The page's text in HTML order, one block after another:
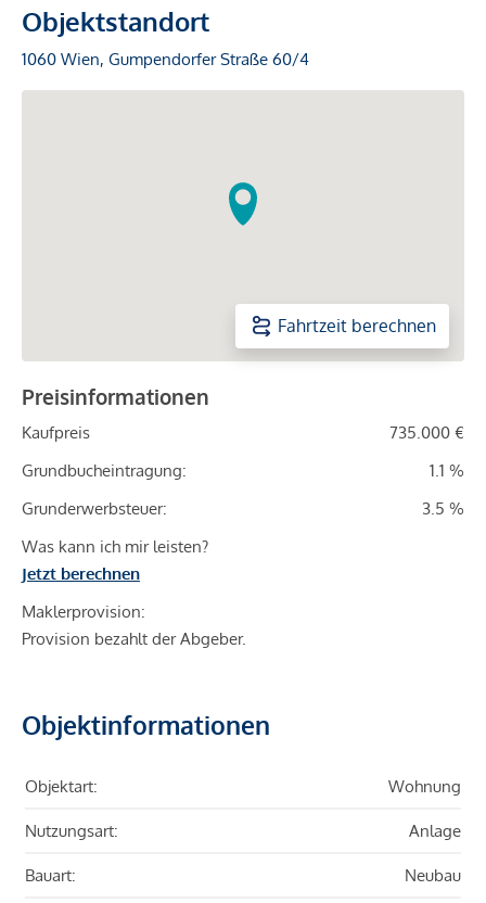
Objektstandort
1060 Wien, Gumpendorfer Straße 60/4
Fahrtzeit berechnen
Preisinformationen
Kaufpreis
735.000 €
Grundbucheintragung:
1.1 %
Grunderwerbsteuer:
3.5 %
Was kann ich mir leisten?
Jetzt berechnen
Maklerprovision:
Provision bezahlt der Abgeber.
Objektinformationen
Objektart: Wohnung
Nutzungsart: Anlage
Bauart: Neubau